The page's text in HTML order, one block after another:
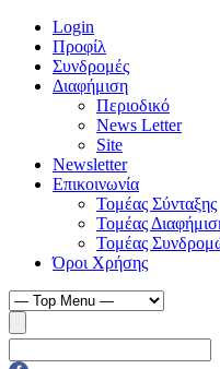
Login
Προφίλ
Συνδρομές
Διαφήμιση
Περιοδικό
News Letter
Site
Newsletter
Επικοινωνία
Τομέας Σύνταξης
Τομέας
Τομέας
Όροι Χρήσης